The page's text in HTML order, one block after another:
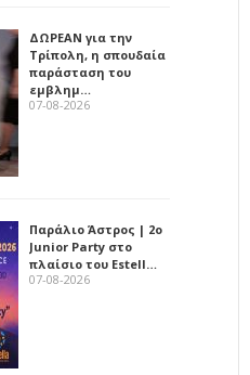
ΔΩΡΕΑΝ για την
Τρίπολη, η σπουδαία
παράσταση του
εμβλημ…
07-08-2026
Παράλιο Άστρος | 2ο
Junior Party στο
πλαίσιο του Estell…
07-08-2026